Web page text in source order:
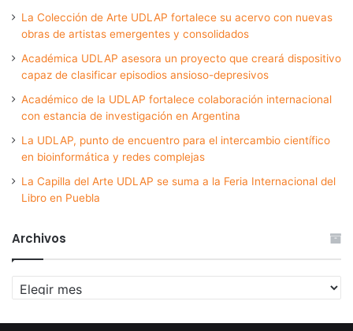
La Colección de Arte UDLAP fortalece su acervo con nuevas
obras de artistas emergentes y consolidados
Académica UDLAP asesora un proyecto que creará dispositivo
capaz de clasificar episodios ansioso-depresivos
Académico de la UDLAP fortalece colaboración internacional
con estancia de investigación en Argentina
La UDLAP, punto de encuentro para el intercambio científico
en bioinformática y redes complejas
La Capilla del Arte UDLAP se suma a la Feria Internacional del
Libro en Puebla
Archivos
Archivos